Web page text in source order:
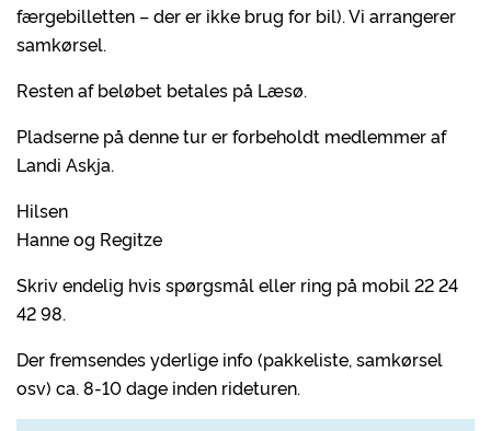
færgebilletten – der er ikke brug for bil). Vi arrangerer
samkørsel.
Resten af beløbet betales på Læsø.
Pladserne på denne tur er forbeholdt medlemmer af
Landi Askja.
Hilsen
Hanne og Regitze
Skriv endelig hvis spørgsmål eller ring på mobil 22 24
42 98.
Der fremsendes yderlige info (pakkeliste, samkørsel
osv) ca. 8-10 dage inden rideturen.